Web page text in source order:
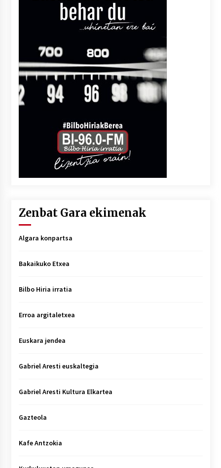
Zenbat Gara ekimenak
Algara konpartsa
Bakaikuko Etxea
Bilbo Hiria irratia
Erroa argitaletxea
Euskara jendea
Gabriel Aresti euskaltegia
Gabriel Aresti Kultura Elkartea
Gazteola
Kafe Antzokia